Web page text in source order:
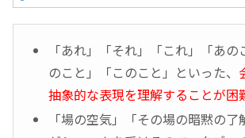
「あれ」「それ」「これ」「あ
のこと」「このこと」といった、
抽象的な表現を理解することが困
「場の空気」「その場の暗黙の